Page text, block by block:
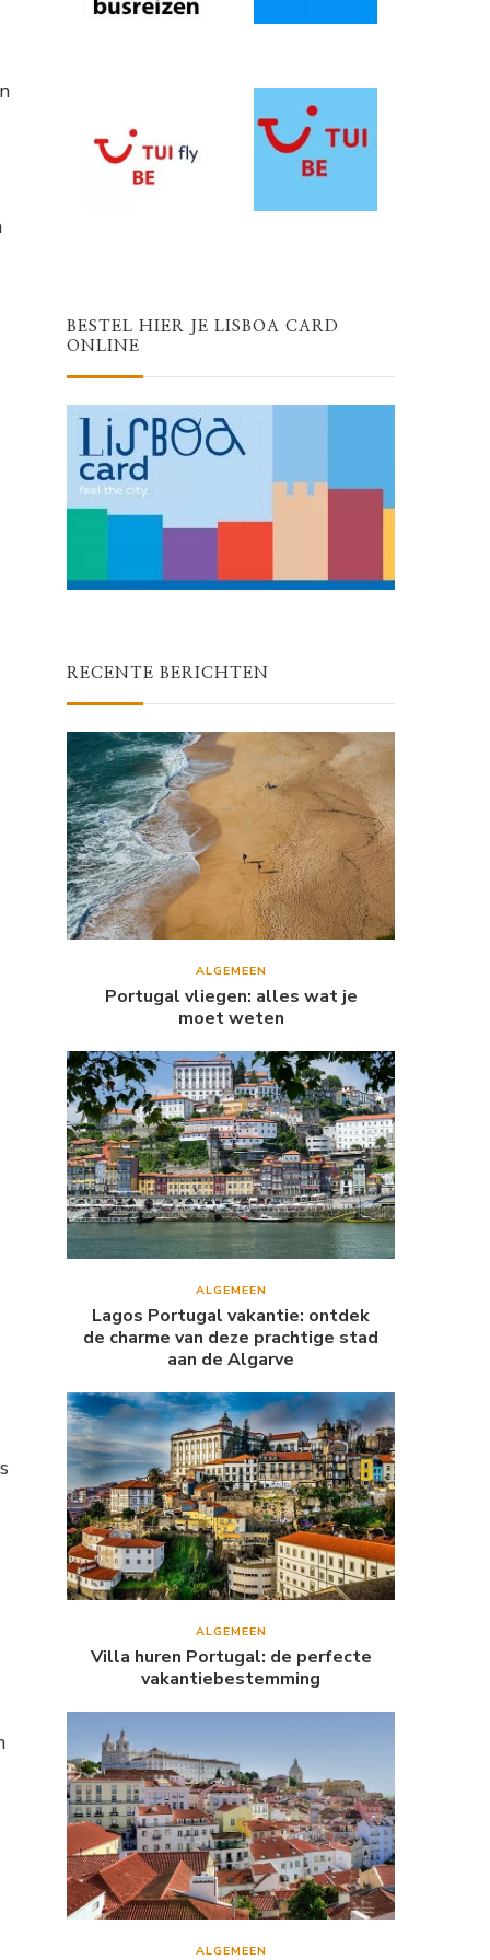
BESTEL HIER JE LISBOA CARD
ONLINE
RECENTE BERICHTEN
ALGEMEEN
Portugal vliegen: alles wat je
moet weten
ALGEMEEN
Lagos Portugal vakantie: ontdek
de charme van deze prachtige stad
aan de Algarve
ALGEMEEN
Villa huren Portugal: de perfecte
vakantiebestemming
ALGEMEEN